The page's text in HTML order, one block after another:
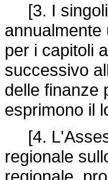
[3. I singoli
per i capitoli
successivo
delle finanze
esprimono il
[4.
regionale